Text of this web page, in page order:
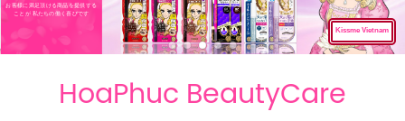
お客様に満足頂ける商品を提供する
ことが 私たちの働く喜びです
Kissme Vietnam
HoaPhuc BeautyCare